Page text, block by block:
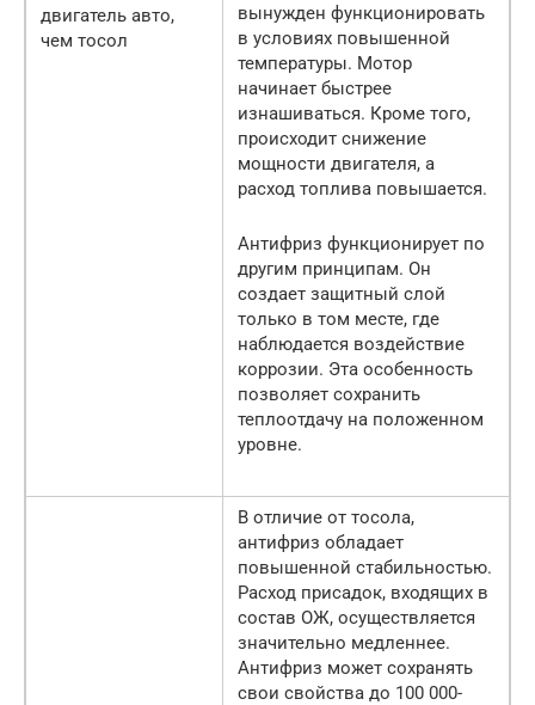
двигатель авто,
чем тосол
вынужден функционировать
в условиях повышенной
температуры. Мотор
начинает быстрее
изнашиваться. Кроме того,
происходит снижение
мощности двигателя, а
расход топлива повышается.
Антифриз функционирует по
другим принципам. Он
создает защитный слой
только в том месте, где
наблюдается воздействие
коррозии. Эта особенность
позволяет сохранить
теплоотдачу на положенном
уровне.
В отличие от тосола,
антифриз обладает
повышенной стабильностью.
Расход присадок, входящих в
состав ОЖ, осуществляется
значительно медленнее.
Антифриз может сохранять
свои свойства до 100 000-